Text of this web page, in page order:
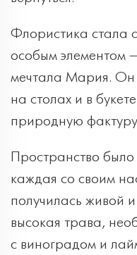
Флористика стала
особым элементом
мечтала Мария. Он
на столах и в
природную
Пространство
каждая со своим
получилась живой
высокая трава,
с виноградом и